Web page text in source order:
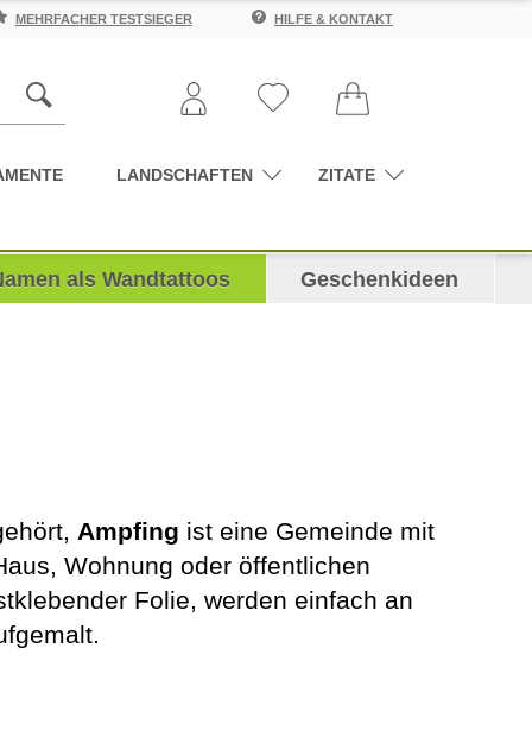
MEHRFACHER TESTSIEGER HILFE & KONTAKT
LANDSCHAFTEN ZITATE
als Wandtattoos Geschenkideen
Ampfing ist eine Gemeinde mit
Wohnung oder öffentlichen
Folie, werden einfach an